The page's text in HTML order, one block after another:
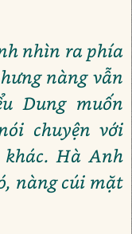
nhìn ra phía
nàng vẫn
Dung muốn
chuyện với
Hà Anh
nàng cúi mặt